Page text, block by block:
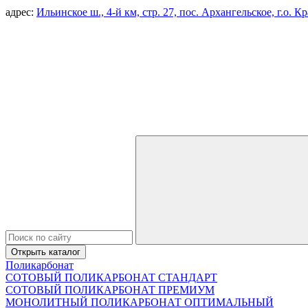
адрес: Ильинское ш., 4-й км, стр. 27, пос. Архангельское, г.о.
Открыть каталог
Поликарбонат
СОТОВЫЙ ПОЛИКАРБОНАТ СТАНДАРТ
СОТОВЫЙ ПОЛИКАРБОНАТ ПРЕМИУМ
МОНОЛИТНЫЙ ПОЛИКАРБОНАТ ОПТИМАЛЬНЫЙ